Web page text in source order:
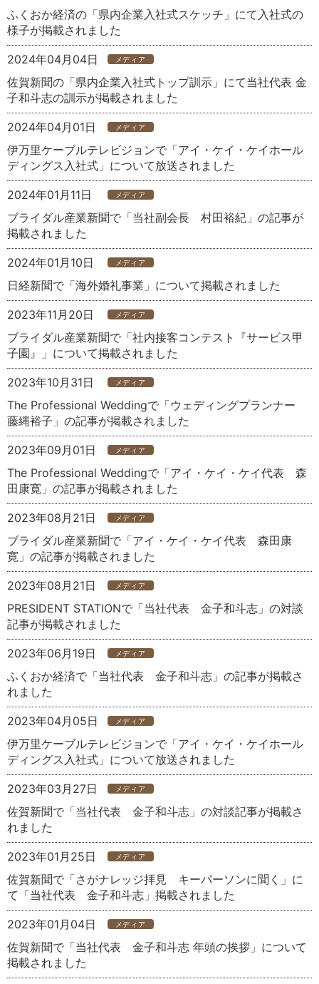
ふくおか経済の「県内企業入社式スケッチ」にて入社式の
様子が掲載されました
2024年04月04日 メディア
佐賀新聞の「県内企業入社式トップ訓示」にて当社代表 金
子和斗志の訓示が掲載されました
2024年04月01日 メディア
伊万里ケーブルテレビジョンで「アイ・ケイ・ケイホール
ディングス入社式」について放送されました
2024年01月11日 メディア
ブライダル産業新聞で「当社副会長 村田裕紀」の記事が
掲載されました
2024年01月10日 メディア
日経新聞で「海外婚礼事業」について掲載されました
2023年11月20日 メディア
ブライダル産業新聞で「社内接客コンテスト『サービス甲
子園』」について掲載されました
2023年10月31日 メディア
The Professional Weddingで「ウェディングプランナー
藤縄裕子」の記事が掲載されました
2023年09月01日 メディア
The Professional Weddingで「アイ・ケイ・ケイ代表 森
田康寛」の記事が掲載されました
2023年08月21日 メディア
ブライダル産業新聞で「アイ・ケイ・ケイ代表 森田康
寛」の記事が掲載されました
2023年08月21日 メディア
PRESIDENT STATIONで「当社代表 金子和斗志」の対談
記事が掲載されました
2023年06月19日 メディア
ふくおか経済で「当社代表 金子和斗志」の記事が掲載さ
れました
2023年04月05日 メディア
伊万里ケーブルテレビジョンで「アイ・ケイ・ケイホール
ディングス入社式」について放送されました
2023年03月27日 メディア
佐賀新聞で「当社代表 金子和斗志」の対談記事が掲載さ
れました
2023年01月25日 メディア
佐賀新聞で「さがナレッジ拝見 キーパーソンに聞く」に
て「当社代表 金子和斗志」掲載されました
2023年01月04日 メディア
佐賀新聞で「当社代表 金子和斗志 年頭の挨拶」について
掲載されました